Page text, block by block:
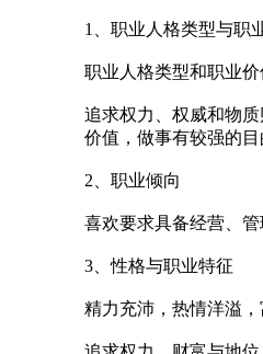
1、职业人格类型与职
职业人格类型和职业
追求权力、权威和物
价值，做事有较强的目
2、职业倾向
喜欢要求具备经营、
3、性格与职业特征
精力充沛，热情洋溢